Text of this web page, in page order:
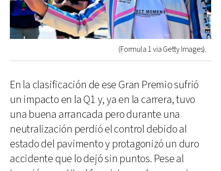
(Formula 1 via Getty Images).
En la clasificación de ese Gran Premio sufrió
un impacto en la Q1 y, ya en la carrera, tuvo
una buena arrancada pero durante una
neutralización perdió el control debido al
estado del pavimento y protagonizó un duro
accidente que lo dejó sin puntos. Pese al